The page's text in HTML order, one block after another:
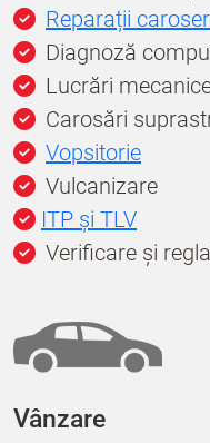
Reparații
Diagnoză
Lucrări
Carosări
Vopsitorie
Vulcanizare
ITP și TLV
Verificare și
Vânzare